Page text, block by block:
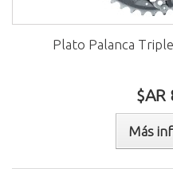
Plato Palanca
$AR
Más